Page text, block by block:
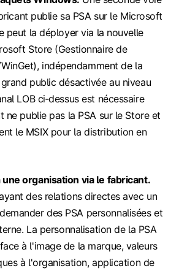
publie sa PSA sur le Microsoft
peut la déployer via la nouvelle
Store (Gestionnaire de
indépendamment de la
public désactivée au niveau
LOB ci‑dessus est nécessaire
ne publie pas la PSA sur le Store et
le MSIX pour la distribution en
une organisation via le fabricant.
des relations directes avec un
des PSA personnalisées et
La personnalisation de la PSA
à l'image de la marque, valeurs
à l'organisation, application de